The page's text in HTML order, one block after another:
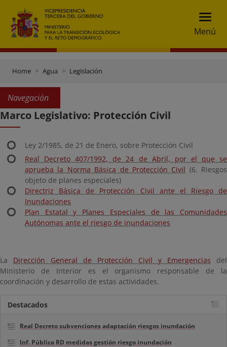
Menú
Home Agua Legislación
Navegación
Marco Legislativo: Protección Civil
Ley 2/1985, de 21 de Enero, sobre Protección Civil
Real Decreto 407/1992, de 24 de Abril, por el que se
aprueba la Norma Básica de Protección Civil (6. Riesgos
objeto de planes especiales)
Directriz Básica de Protección Civil ante el Riesgo de
Inundaciones
Plan Estatal y Planes Especiales de las Comunidades
Autónomas ante el riesgo de inundaciones
La Dirección General de Protección Civil y Emergencias del
Ministerio de Interior es el organismo responsable de la
coordinación y desarrollo de estas actividades.
Destacados
Real Decreto subvenciones adaptación riesgos inundación
Inf. Pública RD medidas gestión riesgo inundación